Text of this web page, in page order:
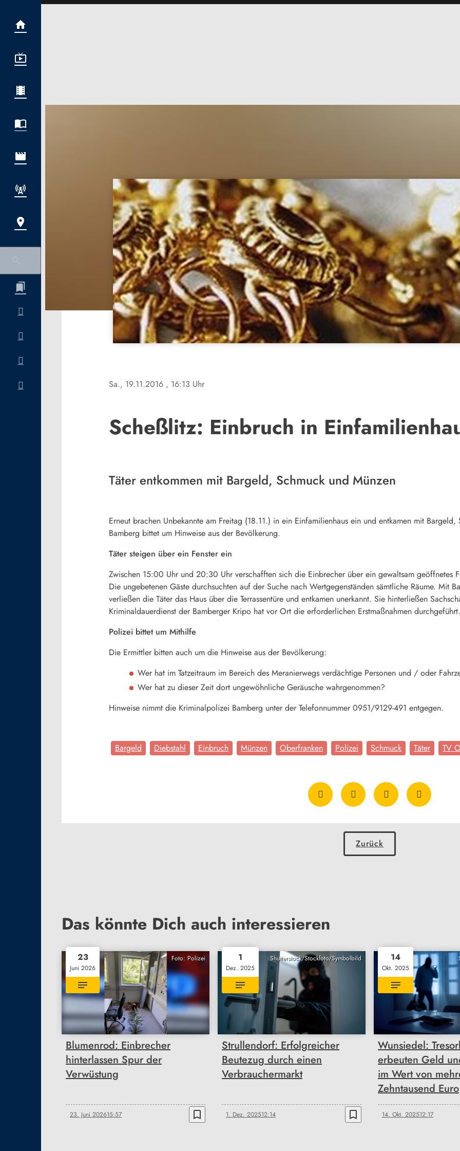
Sa., 19.11.2016 , 16:13 Uhr
Scheßlitz: Einbruch in
Täter entkommen mit Bargeld, Schmuck und Münzen
Erneut brachen Unbekannte am Freitag (18.11.) in ein Einfamilienhaus ein und entkamen mit
Bamberg bittet um Hinweise aus der Bevölkerung.
Täter steigen über ein Fenster ein
Zwischen 15:00 Uhr und 20:30 Uhr verschafften sich die Einbrecher über ein gewaltsam geöffnetes
Die ungebetenen Gäste durchsuchten auf der Suche nach Wertgegenständen sämtliche Räume. Mit
verließen die Täter das Haus über die Terrassentüre und entkamen unerkannt. Sie hinterließen
Kriminaldauerdienst der Bamberger Kripo hat vor Ort die erforderlichen Erstmaßnahmen durchgeführt.
Polizei bittet um Mithilfe
Die Ermittler bitten auch um die Hinweise aus der Bevölkerung:
Wer hat im Tatzeitraum im Bereich des Meranierwegs verdächtige Personen und / oder
Wer hat zu dieser Zeit dort ungewöhnliche Geräusche wahrgenommen?
Hinweise nimmt die Kriminalpolizei Bamberg unter der Telefonnummer 0951/9129-491 entgegen.
Bargeld Diebstahl Einbruch Münzen Oberfranken Polizei Schmuck Täter TV
Zurück
Das könnte Dich auch interessieren
Foto: Polizei
23
Juni 2026
Blumenrod: Einbrecher
hinterlassen Spur der
Verwüstung
23. Juni 202615:57 bookmark_border
Shutterstock/Stockfoto/Symbolbild
1
Dez. 2025
Strullendorf: Erfolgreicher
Beutezug durch einen
Verbrauchermarkt
1. Dez. 202512:14 bookmark_border
14
Okt. 2025
Wunsiedel:
erbeuten Geld
im Wert von
Zehntausend Euro
14. Okt. 202512:17